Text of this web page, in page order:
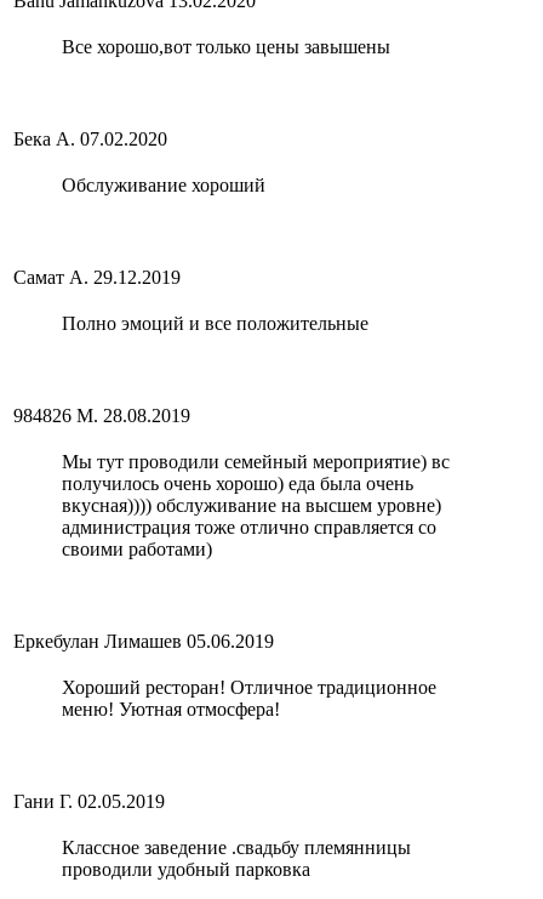
Все хорошо,вот только цены завышены
Бека А. 07.02.2020
Обслуживание хороший
Самат А. 29.12.2019
Полно эмоций и все положительные
984826 М. 28.08.2019
Мы тут проводили семейный мероприятие) вс
получилось очень хорошо) еда была очень
вкусная)))) обслуживание на высшем уровне)
администрация тоже отлично справляется со
своими работами)
Еркебулан Лимашев 05.06.2019
Хороший ресторан! Отличное традиционное
меню! Уютная отмосфера!
Гани Г. 02.05.2019
Классное заведение .свадьбу племянницы
проводили удобный парковка